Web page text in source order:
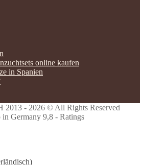
online kaufen
in Spanien
2013 - 2026 © All Rights Reserved
Germany 9,8 - Ratings
)